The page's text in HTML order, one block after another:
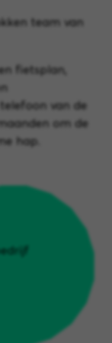
team van
fietsplan,
van de
om de
hap.